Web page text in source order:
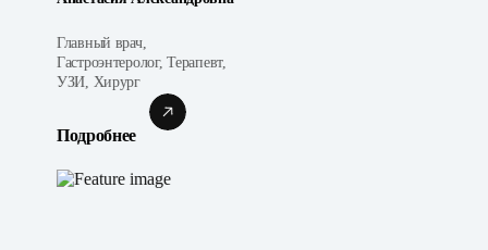
Главный врач,
Гастроэнтеролог, Терапевт,
УЗИ, Хирург
Подробнее